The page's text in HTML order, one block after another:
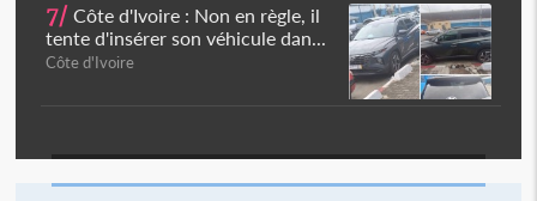
7/ Côte d'Ivoire : Non en règle, il
tente d'insérer son véhicule dan...
Côte d'Ivoire